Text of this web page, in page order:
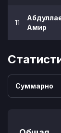
11
Амир
Суммарно